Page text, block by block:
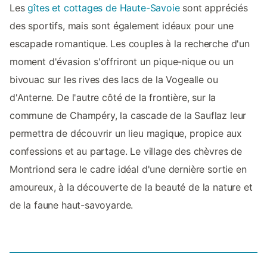
Lesgîtes et cottages de Haute-Savoiesont appréciés
des sportifs, mais sont également idéaux pour une
escapade romantique. Les couples à la recherche d'un
moment d'évasion s'offriront un pique-nique ou un
bivouac sur les rives des lacs de la Vogealle ou
d'Anterne. De l'autre côté de la frontière, sur la
commune de Champéry, la cascade de la Sauflaz leur
permettra de découvrir un lieu magique, propice aux
confessions et au partage. Le village des chèvres de
Montriond sera le cadre idéal d'une dernière sortie en
amoureux, à la découverte de la beauté de la nature et
de la faune haut-savoyarde.